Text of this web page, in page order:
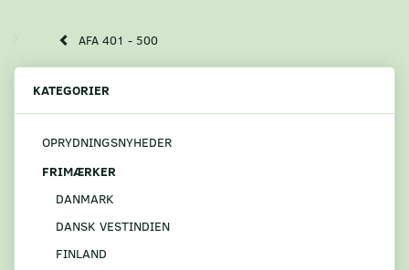
AFA 401 - 500
KATEGORIER
OPRYDNINGSNYHEDER
FRIMÆRKER
DANMARK
DANSK VESTINDIEN
FINLAND